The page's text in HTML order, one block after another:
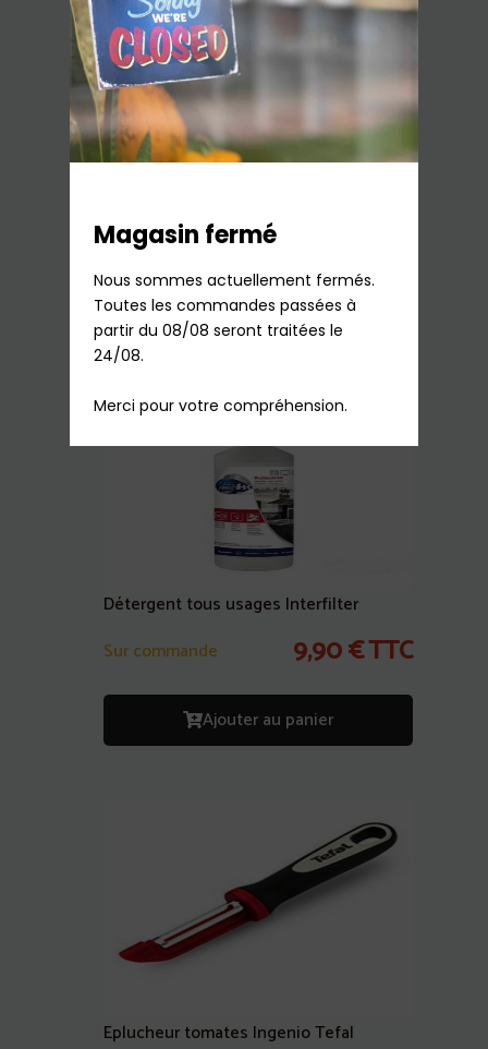
Dégivrant et nettoyant frigo et
En stock
Ajouter au panier
Détergent tous usages Interfilter
Sur commande
9,90€TTC
Ajouter au panier
Eplucheur tomates Ingenio Tefal
Magasin fermé
Nous sommes actuellement fermés.
Toutes les commandes passées à
partir du 08/08 seront traitées le
24/08.
Merci pour votre compréhension.